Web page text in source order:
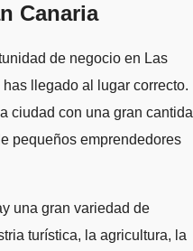
Canaria
llegado al lugar correcto.
ciudad con una gran
pequeños emprendedores
una gran variedad de
turística, la agricultura, la